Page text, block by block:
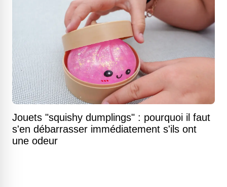
Jouets "squishy dumplings" : pourquoi il faut
s'en débarrasser immédiatement s'ils ont
une odeur